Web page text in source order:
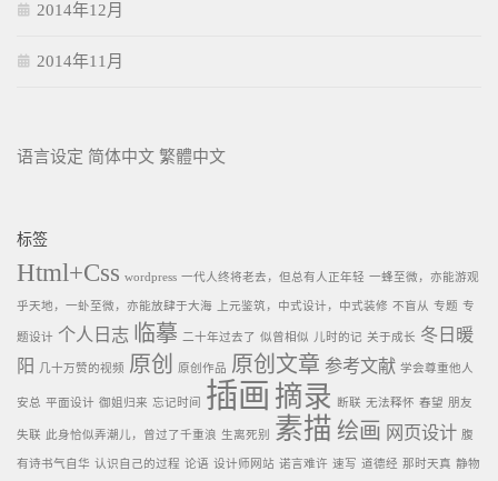
2014年12月
2014年11月
语言设定 简体中文 繁體中文
标签
Html+Css wordpress 一代人终将老去，但总有人正年轻 一蜂至微，亦能游观
乎天地，一虲至微，亦能放肆于大海 上元鉴筑，中式设计，中式装修 不盲从 专题 专
题设计 个人日志 临摹 二十年过去了 似曾相似 儿时的记 关于成长 冬日暖
阳
几十万赞的视频 原创 原创作品 原创文章 参考文献 学会尊重他人
安总 平面设计 御姐归来 忘记时间 插画 摘录 断联 无法释怀 春望 朋友
失联 此身恰似弄潮儿，曾过了千重浪 生离死别 素描 绘画 网页设计 腹
有诗书气自华 认识自己的过程 论语 设计师网站 诺言难许 速写 道德经 那时天真 静物